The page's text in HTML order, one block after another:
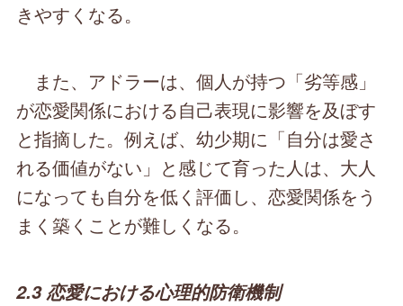
きやすくなる。
また、アドラーは、個人が持つ「劣等感」
が恋愛関係における自己表現に影響を及ぼす
と指摘した。例えば、幼少期に「自分は愛さ
れる価値がない」と感じて育った人は、大人
になっても自分を低く評価し、恋愛関係をう
まく築くことが難しくなる。
2.3 恋愛における心理的防衛機制